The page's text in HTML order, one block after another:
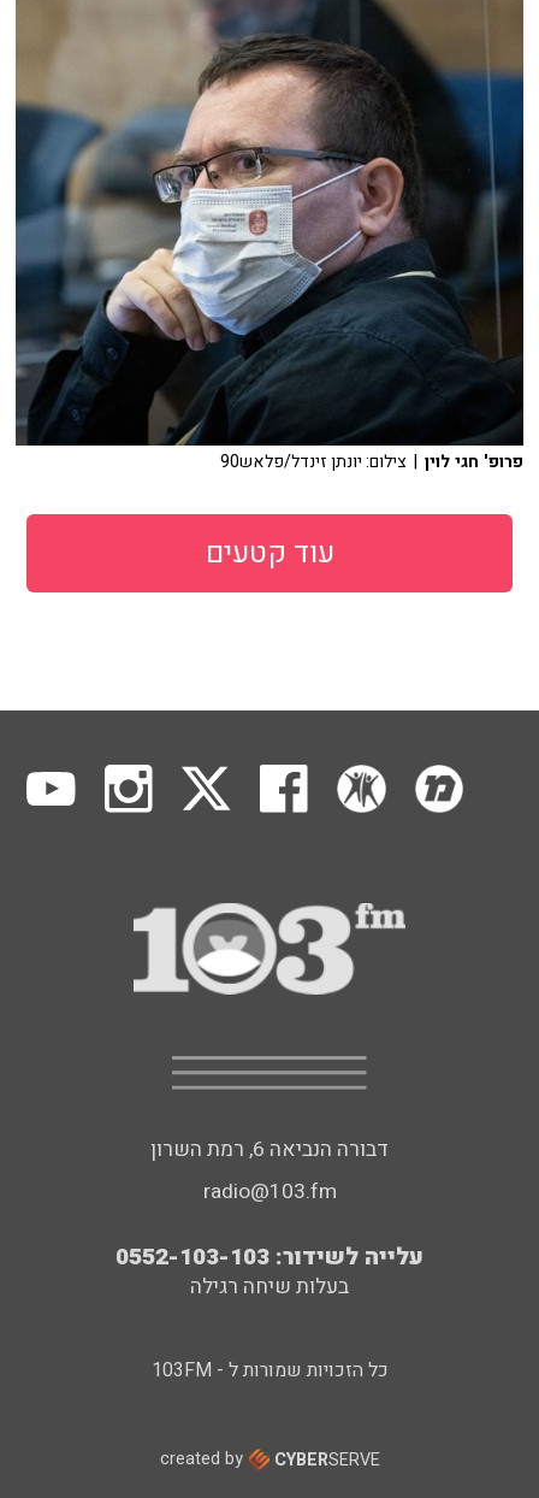
פרופ' חגי לוין | צילום: יונתן זינדל/פלאש90
עוד קטעים
דבורה הנביאה 6, רמת השרון
radio@103.fm
עלייה לשידור: 0552-103-103
בעלות שיחה רגילה
כל הזכויות שמורות ל - 103FM
created by CYBERSERVE